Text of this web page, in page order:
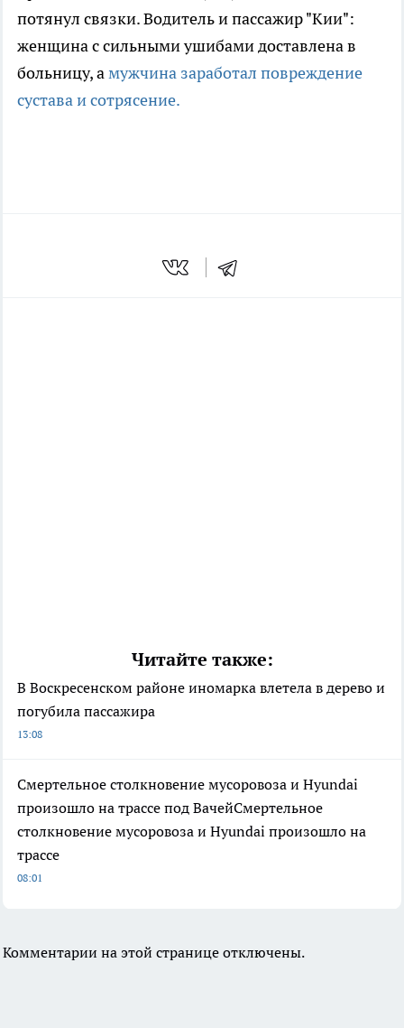
потянул связки. Водитель и пассажир "Кии":
женщина с сильными ушибами доставлена в
больницу, амужчина заработал повреждение
сустава и сотрясение.
Читайте также:
В Воскресенском районе иномарка влетела в дерево и
погубила пассажира
13:08
Смертельное столкновение мусоровоза и Hyundai
произошло на трассе под ВачейСмертельное
столкновение мусоровоза и Hyundai произошло на
трассе
08:01
Комментарии на этой странице отключены.